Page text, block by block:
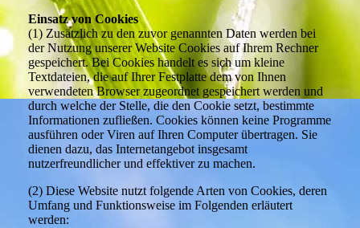
Einsatz von Cookies
(1) Zusätzlich zu den zuvor genannten Daten werden bei
der Nutzung unserer Website Cookies auf Ihrem Rechner
gespeichert. Bei Cookies handelt es sich um kleine
Textdateien, die auf Ihrer Festplatte dem von Ihnen
verwendeten Browser zugeordnet gespeichert werden und
durch welche der Stelle, die den Cookie setzt, bestimmte
Informationen zufließen. Cookies können keine Programme
ausführen oder Viren auf Ihren Computer übertragen. Sie
dienen dazu, das Internetangebot insgesamt
nutzerfreundlicher und effektiver zu machen.
(2) Diese Website nutzt folgende Arten von Cookies, deren
Umfang und Funktionsweise im Folgenden erläutert
werden: